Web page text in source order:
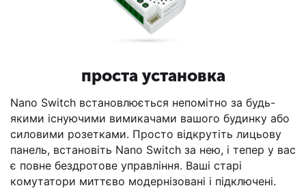
проста установка
Nano Switch встановлюється непомітно за будь-
якими існуючими вимикачами вашого будинку або
силовими розетками. Просто відкрутіть лицьову
панель, встановіть Nano Switch за нею, і тепер у вас
є повне бездротове управління. Ваші старі
комутатори миттєво модернізовані і підключені.